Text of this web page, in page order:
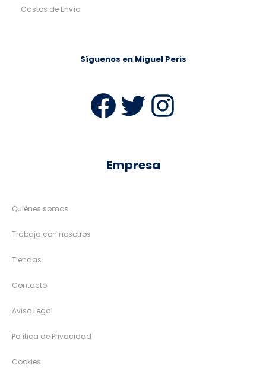
Gastos de Envío
Síguenos en Miguel Peris
Facebook
Twitter
Empresa
Quiénes somos
Trabaja con nosotros
Tiendas
Contacto
Aviso Legal
Política de Privacidad
Cookies